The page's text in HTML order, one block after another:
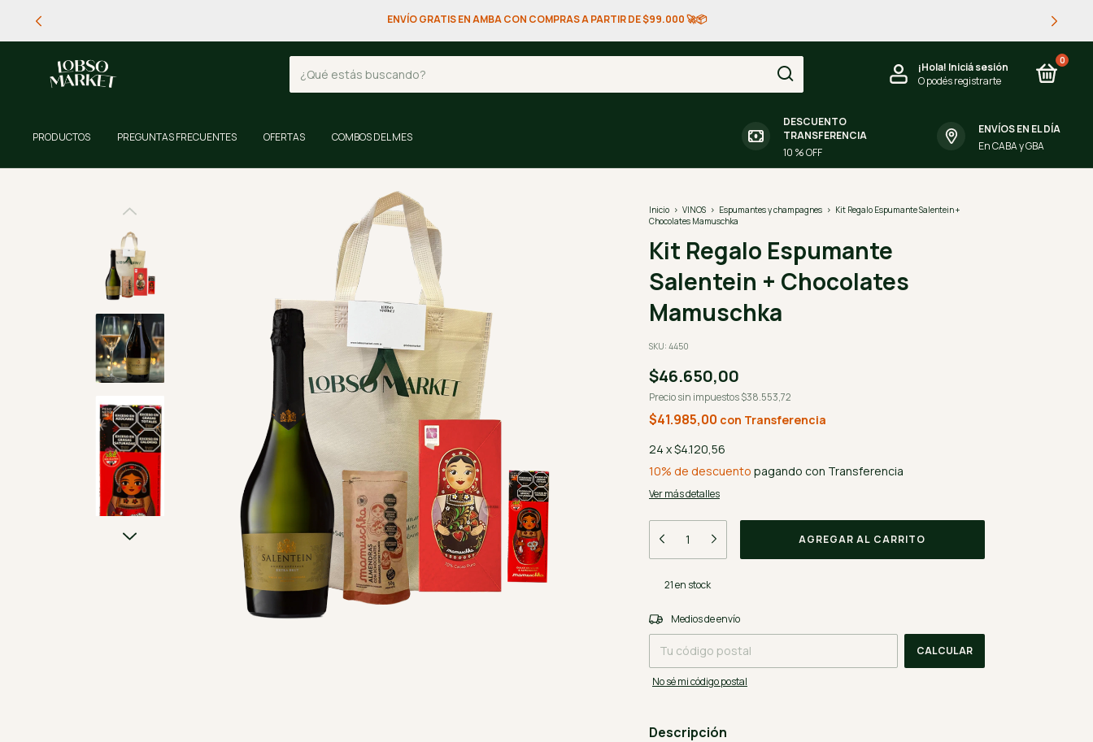
ENVÍO GRATIS EN AMBA CON COMPRAS A PARTIR DE $99.000 🚀📦
¡Hola! Iniciá sesión
O podés registrarte
0
PRODUCTOS PREGUNTAS FRECUENTES OFERTAS COMBOS DEL MES
DESCUENTO
TRANSFERENCIA
10 % OFF
ENVÍOS EN EL DÍA
En CABA y GBA
Inicio > VINOS > Espumantes y champagnes > Kit Regalo Espumante Salentein +
Chocolates Mamuschka
Kit Regalo Espumante
Salentein + Chocolates
Mamuschka
SKU: 4450
$46.650,00
Precio sin impuestos$38.553,72
$41.985,00 con Transferencia
24 x$4.120,56
10% de descuento pagando con Transferencia
Ver más detalles
21en stock
Entregas para el CP:
Medios de envío
CALCULAR
No sé mi código postal
Descripción